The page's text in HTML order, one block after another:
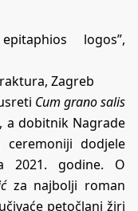
logos”,
Zagreb
Cum grano salis
a dobitnik Nagrade
dodjele
2021. godine. O
za najbolji roman
petočlani žiri